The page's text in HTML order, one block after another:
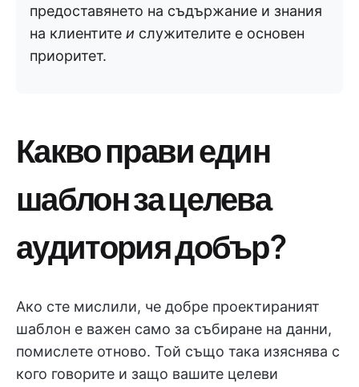
предоставянето на съдържание и знания
на клиентите и служителите е основен
приоритет.
Какво прави един
шаблон за целева
аудитория добър?
Ако сте мислили, че добре проектираният
шаблон е важен само за събиране на данни,
помислете отново. Той също така изяснява с
кого говорите и защо вашите целеви